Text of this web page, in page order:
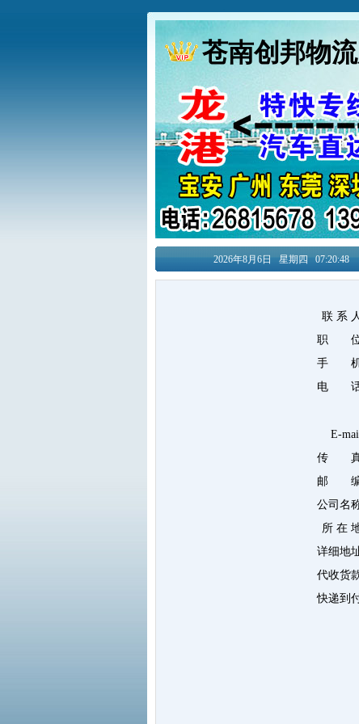
苍南创邦物
2026年8月6日 星期四 07:20:48
联 系
职 位
手 机
电 话
E-
传 真
邮 编
公司名
所 在
详细地
代收货
快递到